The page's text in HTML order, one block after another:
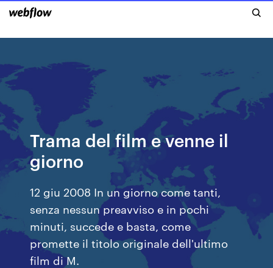
Trama del film e venne il
giorno
12 giu 2008 In un giorno come tanti,
senza nessun preavviso e in pochi
minuti, succede e basta, come
promette il titolo originale dell'ultimo
film di M.